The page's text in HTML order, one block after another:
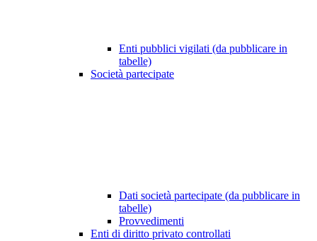
Enti pubblici vigilati (da pubblicare in
tabelle)
Società partecipate
Dati società partecipate (da pubblicare in
tabelle)
Provvedimenti
Enti di diritto privato controllati